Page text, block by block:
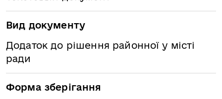
Вид документу
Додаток до рішення районної у місті
ради
Форма зберігання